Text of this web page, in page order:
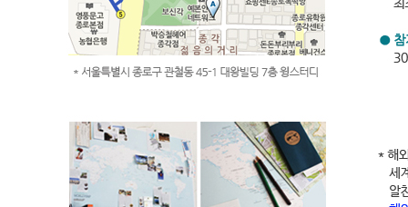
다면 길고, 짧다면 짧을 수 있는 여름 방학, 그렇기 때문에
운다면 자신만의 독특한 해외여행 스토리를 만들 수 있는 기
더 큰 꿈을 꾸고 싶은 분들에게 더 넓은 세상을 보고 싶은 분